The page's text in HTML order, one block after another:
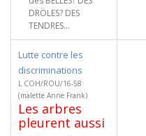
DRÖLES? DES
TENDRES...
Lutte contre les
discriminations
L COH/ROU/16-58
(malette Anne Frank)
Les arbres
pleurent aussi